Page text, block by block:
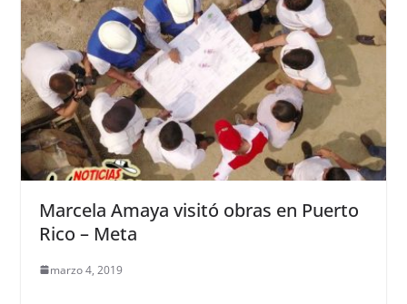
Marcela Amaya visitó obras en Puerto
Rico – Meta
marzo 4, 2019